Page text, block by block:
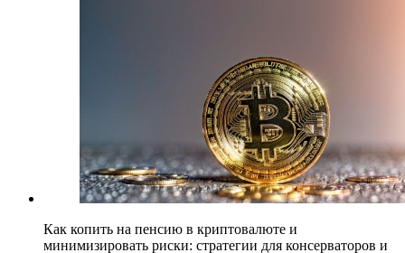
Как копить на пенсию в криптовалюте и
минимизировать риски: стратегии для консерваторов и